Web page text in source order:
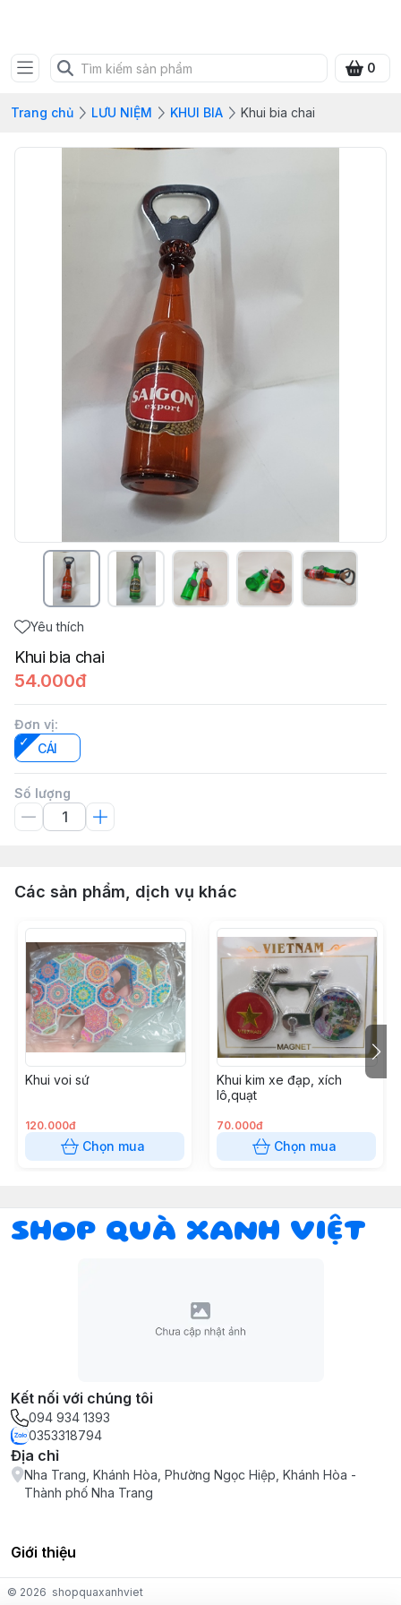
0
Trang chủ LƯU NIỆM KHUI BIA Khui bia chai
Yêu thích
Khui bia chai
54.000đ
Đơn vị:
CÁI
Số lượng
Các sản phẩm, dịch vụ khác
Khui voi sứ
120.000đ
Chọn mua
Khui kim xe đạp, xích
lô,quạt
70.000đ
Chọn mua
SHOP QUÀ XANH VIỆT
Kết nối với chúng tôi
094 934 1393
0353318794
Địa chỉ
Nha Trang, Khánh Hòa, Phường Ngọc Hiệp, Khánh Hòa -
Thành phố Nha Trang
Giới thiệu
© 2026 shopquaxanhviet